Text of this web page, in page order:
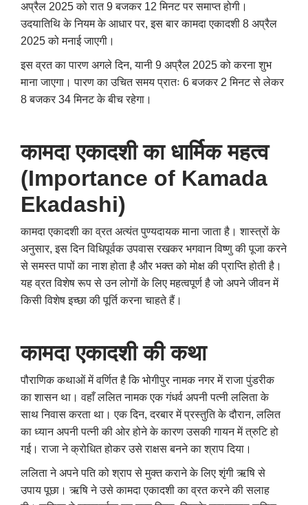
अप्रैल 2025 को रात 9 बजकर 12 मिनट पर समाप्त होगी।
उदयातिथि के नियम के आधार पर, इस बार कामदा एकादशी 8 अप्रैल
2025 को मनाई जाएगी।
इस व्रत का पारण अगले दिन, यानी 9 अप्रैल 2025 को करना शुभ
माना जाएगा। पारण का उचित समय प्रातः 6 बजकर 2 मिनट से लेकर
8 बजकर 34 मिनट के बीच रहेगा।
कामदा एकादशी का धार्मिक महत्व
(Importance of Kamada
Ekadashi)
कामदा एकादशी का व्रत अत्यंत पुण्यदायक माना जाता है। शास्त्रों के
अनुसार, इस दिन विधिपूर्वक उपवास रखकर भगवान विष्णु की पूजा करने
से समस्त पापों का नाश होता है और भक्त को मोक्ष की प्राप्ति होती है।
यह व्रत विशेष रूप से उन लोगों के लिए महत्वपूर्ण है जो अपने जीवन में
किसी विशेष इच्छा की पूर्ति करना चाहते हैं।
कामदा एकादशी की कथा
पौराणिक कथाओं में वर्णित है कि भोगीपुर नामक नगर में राजा पुंडरीक
का शासन था। वहाँ ललित नामक एक गंधर्व अपनी पत्नी ललिता के
साथ निवास करता था। एक दिन, दरबार में प्रस्तुति के दौरान, ललित
का ध्यान अपनी पत्नी की ओर होने के कारण उसकी गायन में त्रुटि हो
गई। राजा ने क्रोधित होकर उसे राक्षस बनने का श्राप दिया।
ललिता ने अपने पति को श्राप से मुक्त कराने के लिए शृंगी ऋषि से
उपाय पूछा। ऋषि ने उसे कामदा एकादशी का व्रत करने की सलाह